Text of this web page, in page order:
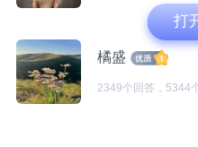
在于他的再婚会不会给你
以实际上对于这一点，你
孩子有怎样的反应，孩子
孩子10岁了，也就是说孩
经历了你们的矛盾冲突以
想法：一旦出事，责任更
纳，我必须懂事、主动承
会主动保护我，就算我说
信，
橘盛
2349个回答，5344
打